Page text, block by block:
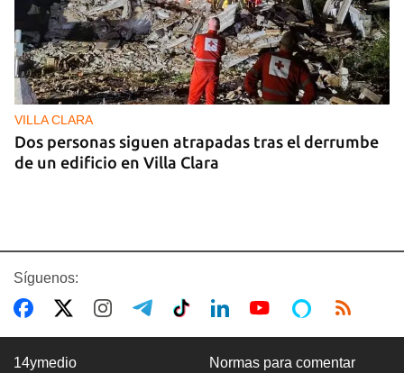
VILLA CLARA
Dos personas siguen atrapadas tras el derrumbe
de un edificio en Villa Clara
Síguenos:
14ymedio Normas para comentar